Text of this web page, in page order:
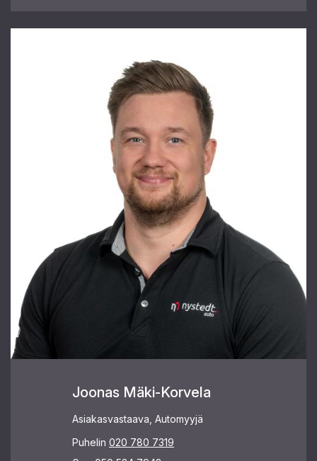
Joonas Mäki-Korvela
Asiakasvastaava, Automyyjä
Puhelin 020 780 7319